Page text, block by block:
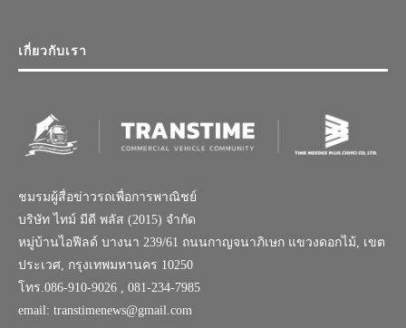
เกี่ยวกับเรา
ชมรมผู้สื่อข่าวรถเพื่อการพาณิชย์
บริษัท ไทม์ มีดี พลัส (2015) จำกัด
หมู่บ้านไอฟีลด์ บางนา 239/61 ถนนกาญจนาภิเษก แขวงดอกไม้, เขต
ประเวศ, กรุงเทพมหานคร 10250
โทร.086-910-9026 , 081-234-7985
email: transtimenews@gmail.com